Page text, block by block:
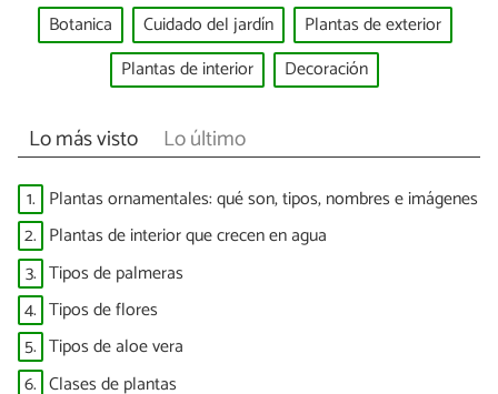
Botanica Cuidado del jardín
Plantas de exterior
Plantas de interior
Decoración
Lo más visto Lo último
1. Plantas ornamentales: qué son, tipos, nombres e imágenes
2. Plantas de interior que crecen en agua
3. Tipos de palmeras
4. Tipos de flores
5. Tipos de aloe vera
6. Clases de plantas